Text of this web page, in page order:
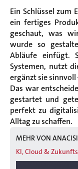
Ein Schlüssel zum
ein fertiges
geschaut, was
wurde so
Abläufe einfügt.
Systemen, nutzt
ergänzt sie
Das war
gestartet und
perfekt zu
Alltag zu schaffen.
MEHR VON
KI, Cloud &